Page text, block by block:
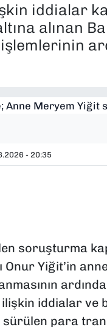
iddialar
alınan
- 20:35
soruşturma
Onur Yiğit’in
iddialar ve
para